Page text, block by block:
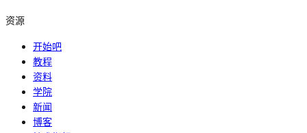
资源
开始吧
教程
资料
学院
新闻
博客